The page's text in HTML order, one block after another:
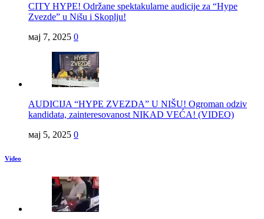
CITY HYPE! Održane spektakularne audicije za “Hype
Zvezde” u Nišu i Skoplju!
мај 7, 2025 0
AUDICIJA “HYPE ZVEZDA” U NIŠU! Ogroman odziv
kandidata, zainteresovanost NIKAD VEĆA! (VIDEO)
мај 5, 2025 0
Video